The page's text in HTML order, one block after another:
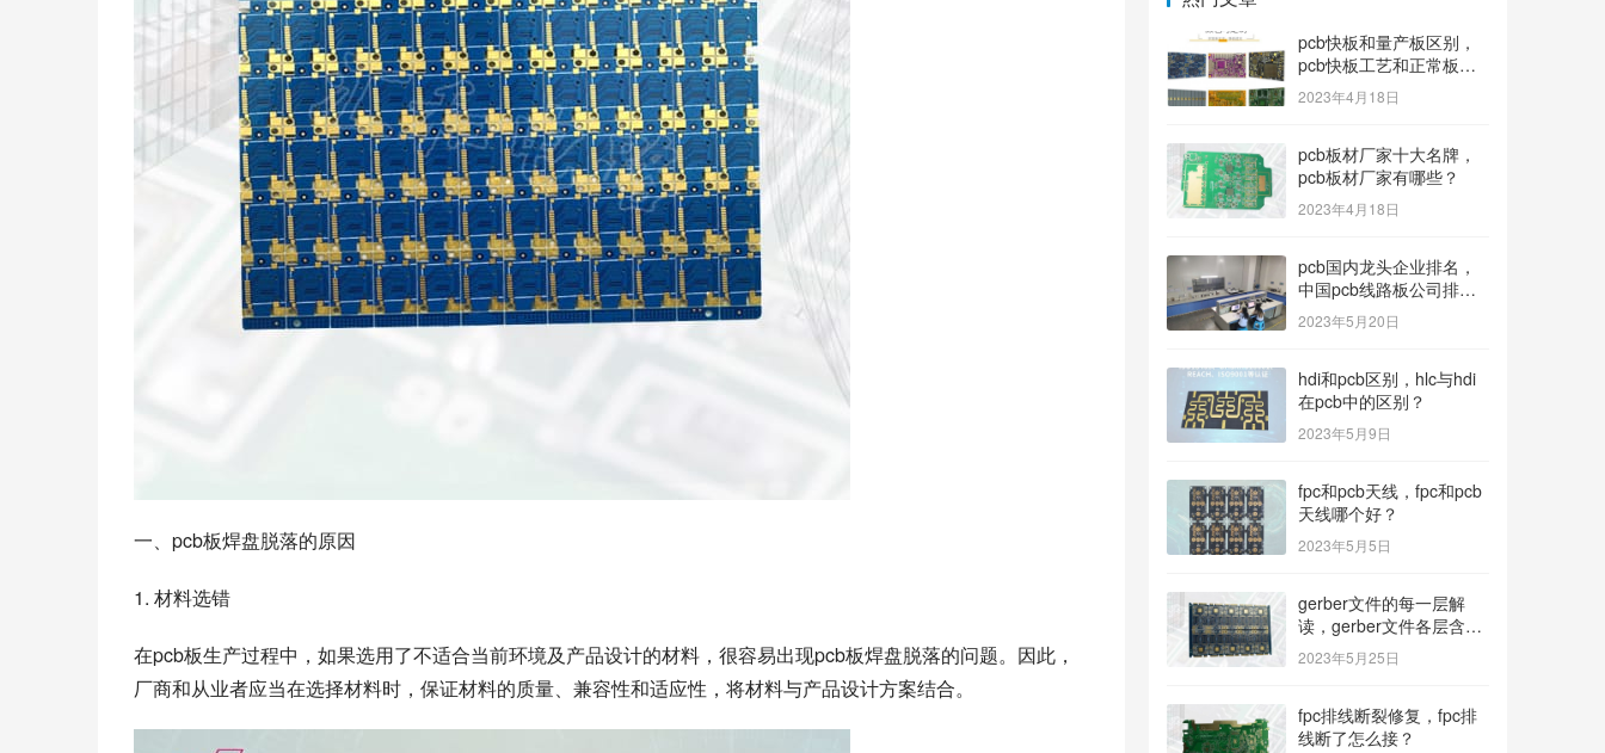
一、pcb板焊盘脱落的原因
1. 材料选错
在pcb板生产过程中，如果选用了不适合当前环境及产品设计的材料，很容易出现pcb板焊盘脱落的问题。因此，
厂商和从业者应当在选择材料时，保证材料的质量、兼容性和适应性，将材料与产品设计方案结合。
pcb快板和量产板区别，
pcb快板工艺和正常板工
艺？
2023年4月18日
pcb板材厂家十大名牌，
pcb板材厂家有哪些？
2023年4月18日
pcb国内龙头企业排名，
中国pcb线路板公司排名
100内的有哪些？
2023年5月20日
hdi和pcb区别，hlc与hdi
在pcb中的区别？
2023年5月9日
fpc和pcb天线，fpc和pcb
天线哪个好？
2023年5月5日
gerber文件的每一层解
读，gerber文件各层含
义？
2023年5月25日
fpc排线断裂修复，fpc排
线断了怎么接？